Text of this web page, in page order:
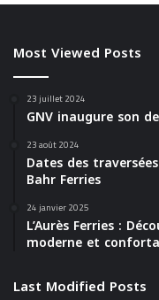
Most Viewed Posts
23 juillet 2024
GNV inaugure son
23 août 2024
Dates des
Bahr Ferries
24 janvier 2025
L’Aurès Ferries :
moderne et
Last Modified Posts